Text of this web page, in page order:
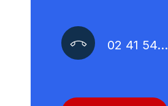
02 41 54…